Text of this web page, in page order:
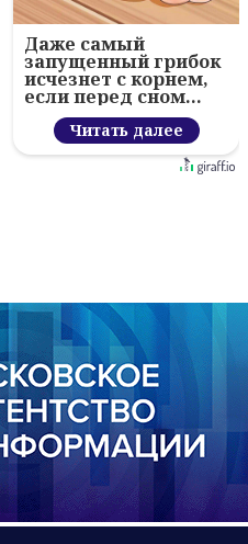
Даже самый
запущенный грибок
исчезнет с корнем,
если перед сном…
Читать далее